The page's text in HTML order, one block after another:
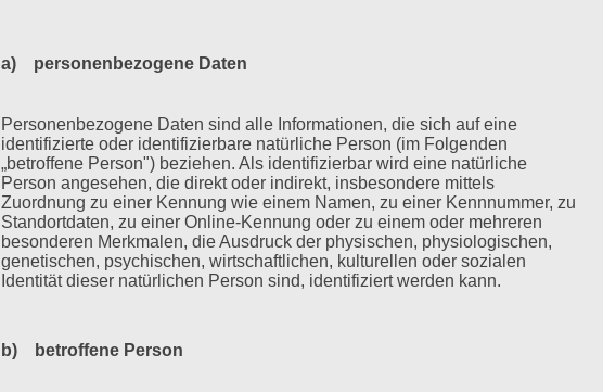
a) personenbezogene Daten
Personenbezogene Daten sind alle Informationen, die sich auf eine
identifizierte oder identifizierbare natürliche Person (im Folgenden
„betroffene Person") beziehen. Als identifizierbar wird eine natürliche
Person angesehen, die direkt oder indirekt, insbesondere mittels
Zuordnung zu einer Kennung wie einem Namen, zu einer Kennnummer, zu
Standortdaten, zu einer Online-Kennung oder zu einem oder mehreren
besonderen Merkmalen, die Ausdruck der physischen, physiologischen,
genetischen, psychischen, wirtschaftlichen, kulturellen oder sozialen
Identität dieser natürlichen Person sind, identifiziert werden kann.
b) betroffene Person